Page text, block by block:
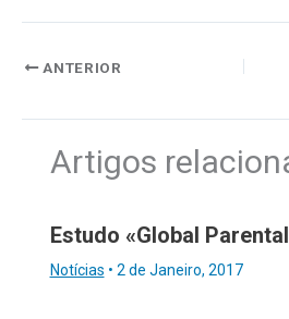
ANTERIOR
Artigos
Estudo «Global
Notícias • 2 de Janeiro, 2017